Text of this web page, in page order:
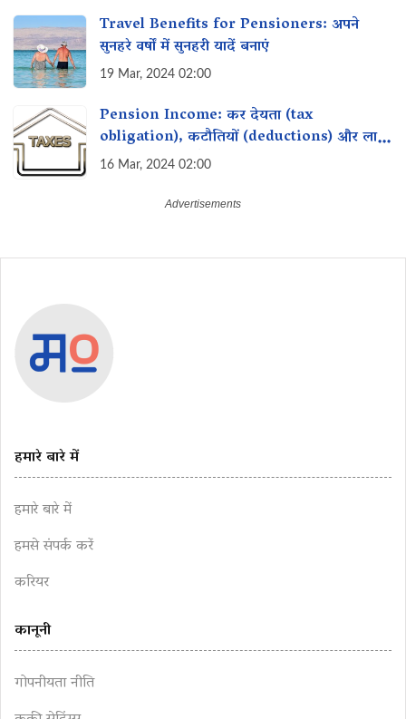
Travel Benefits for Pensioners: अपने
सुनहरे वर्षों में सुनहरी यादें बनाएं
19 Mar, 2024 02:00
Pension Income: कर देयता (tax
obligation), कटौतियों (deductions) और लाभ
(benefits) क्या हैं?
16 Mar, 2024 02:00
हमारे बारे में
हमारे बारे में
हमसे संपर्क करें
करियर
कानूनी
गोपनीयता नीति